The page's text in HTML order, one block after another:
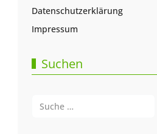
Datenschutzerklärung
Impressum
Suchen